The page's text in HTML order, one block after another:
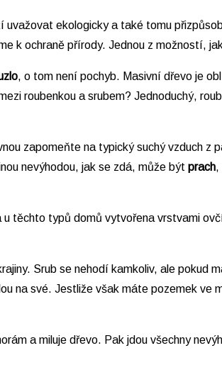
ekologicky a také tomu
k ochraně přírody. Jednou z možností,
, o tom není pochyb. Masivní dřevo je
roubenkou a srubem? Jednoduchý,
zapomeňte na typický suchý vzduch z
nevýhodou, jak se zdá, může být prach,
u těchto typů domů vytvořena vrstvami
Srub se nehodí kamkoliv, ale pokud
na své. Jestliže však máte pozemek ve
a miluje dřevo. Pak jdou všechny